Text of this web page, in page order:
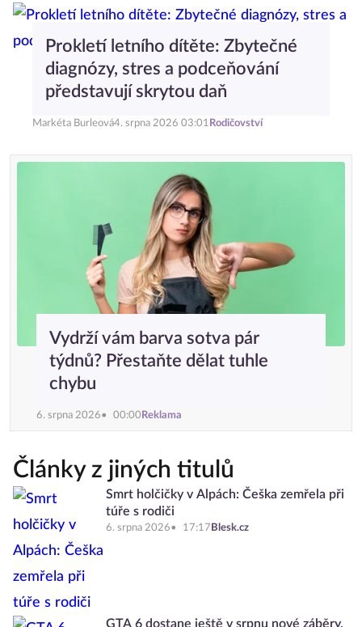
Prokletí letního dítěte: Zbytečné
diagnózy, stres a podceňování
představují skrytou daň
Markéta Burleová4. srpna 2026 03:01 Rodičovství
Vydrží vám barva sotva pár
týdnů? Přestaňte dělat tuhle
chybu
6. srpna 2026 00:00 Reklama
Články z jiných titulů
Smrt holčičky v Alpách: Češka zemřela při
túře s rodiči
6. srpna 2026 17:17 Blesk.cz
GTA 6 dostane ještě v srpnu nové záběry.